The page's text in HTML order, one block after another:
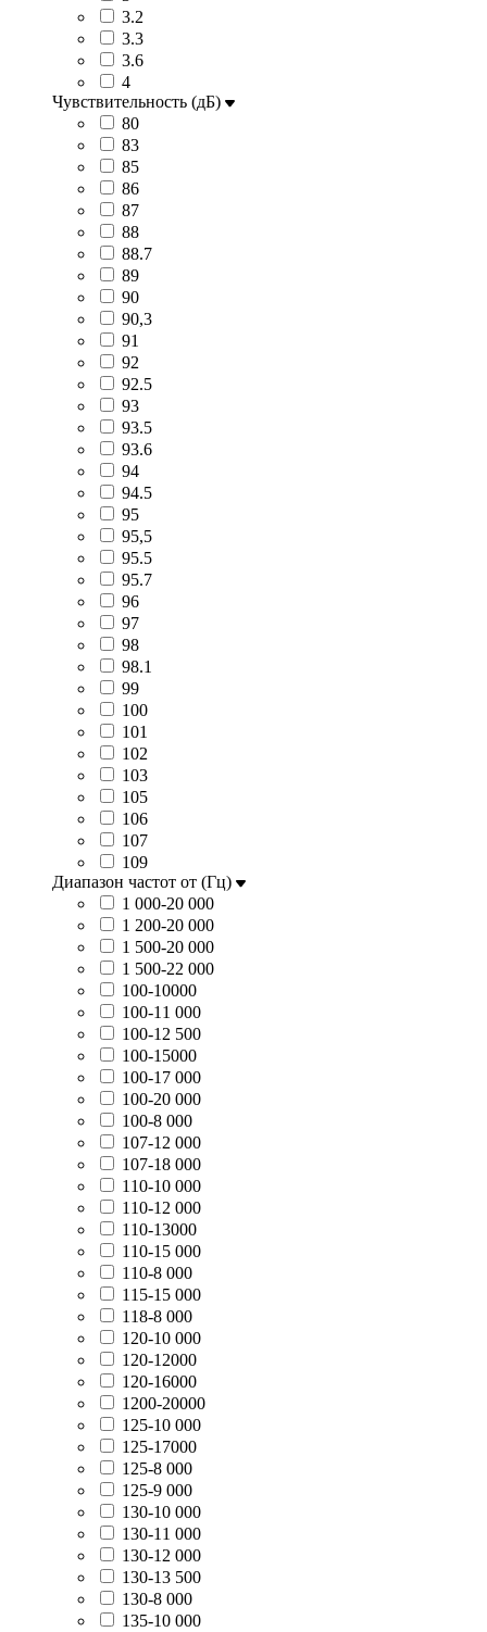
3.2
3.3
3.6
4
Чувствительность (дБ)
80
83
85
86
87
88
88.7
89
90
90,3
91
92
92.5
93
93.5
93.6
94
94.5
95
95,5
95.5
95.7
96
97
98
98.1
99
100
101
102
103
105
106
107
109
Диапазон частот от (Гц)
1 000-20 000
1 200-20 000
1 500-20 000
1 500-22 000
100-10000
100-11 000
100-12 500
100-15000
100-17 000
100-20 000
100-8 000
107-12 000
107-18 000
110-10 000
110-12 000
110-13000
110-15 000
110-8 000
115-15 000
118-8 000
120-10 000
120-12000
120-16000
1200-20000
125-10 000
125-17000
125-8 000
125-9 000
130-10 000
130-11 000
130-12 000
130-13 500
130-8 000
135-10 000